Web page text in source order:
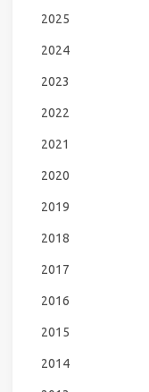
2025
2024
2023
2022
2021
2020
2019
2018
2017
2016
2015
2014